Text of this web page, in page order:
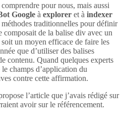
pour nous, mais aussi
Google à explorer et à indexer
traditionnelles pour définir
composait de la balise div avec un
un moyen efficace de faire les
que d’utiliser des balises
contenu. Quand quelques experts
champs d’application du
contre cette affirmation.
l’article que j’avais rédigé sur
avoir sur le référencement.